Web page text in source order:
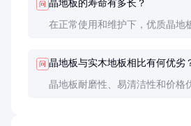
问 晶地板的寿命有多长？
在正常使用和维护下，优质晶地
问 晶地板与实木地板相比有何优劣
晶地板耐磨性、易清洁性和价格